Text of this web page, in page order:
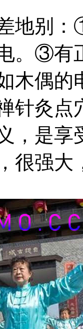
别：
。③有
木偶
针灸点
，是
很强大